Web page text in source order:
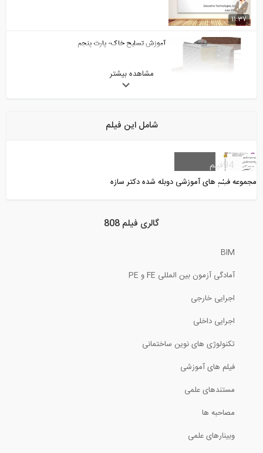
11:37
آموزش تسلیح خاک- پارت پنجم
چگونه میلگردها را به هم متصل کنیم؟
تحلیل تیرها تحت بارهای گسترده مختلف-...
مشاهده بیشتر
شامل این فیلم
مجموعه فیلم های آموزشی دوبله شده دکتر سازه
94فیلم
گالری فیلم 808
BIM
آمادگی آزمون بین المللی FE و PE
اجرایی خارجی
اجرایی داخلی
تکنولوژی های نوین ساختمانی
فیلم های آموزشی
مستندهای علمی
مصاحبه ها
وبینارهای علمی